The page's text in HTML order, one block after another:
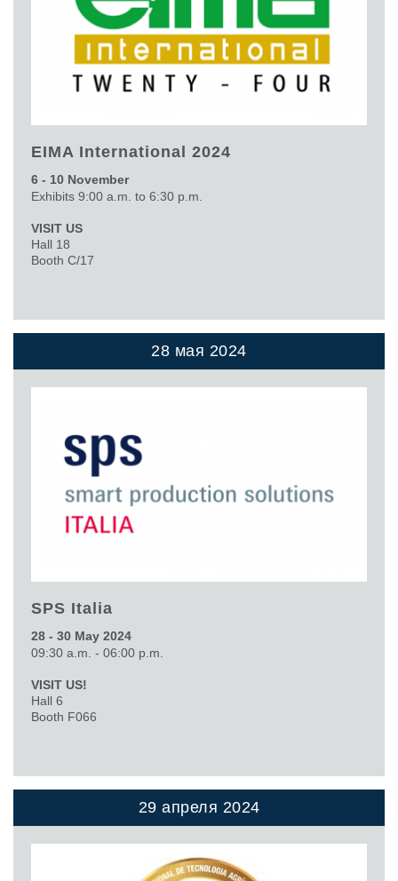
EIMA International 2024
6 - 10 November
Exhibits 9:00 a.m. to 6:30 p.m.
VISIT US
Hall 18
Booth C/17
28 мая 2024
SPS Italia
28 - 30 May 2024
09:30 a.m. - 06:00 p.m.
VISIT US!
Hall 6
Booth F066
29 апреля 2024